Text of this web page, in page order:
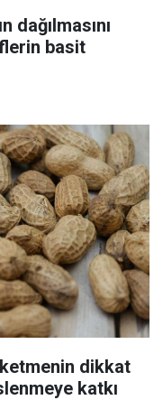
dağılmasını
basit
dikkat
katkı